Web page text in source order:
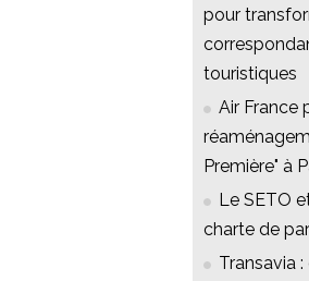
pour
touristiques
Air France
Première" à
Le SETO
charte de
Transavia